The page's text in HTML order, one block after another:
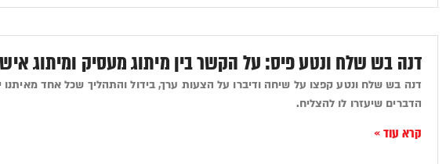
דנה בש שלח ונטע פיס: על הקשר בין מיתוג מעסיק ומיתוג
דנה בש שלח ונטע קפצו על שיחה ודיברו על הצעות ערך, בידול והתהליך שכל אחד מאיתנו
הדברים שיעזרו לו להצליח.
קרא עוד »